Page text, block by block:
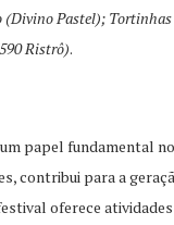
(Divino Pastel);
Ristrô).
papel fundamental
contribui para a
oferece